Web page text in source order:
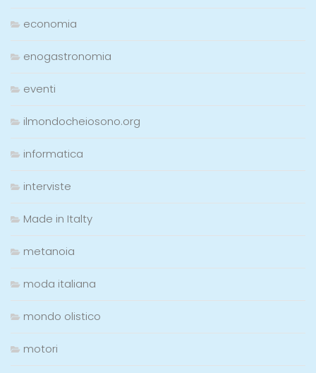
economia
enogastronomia
eventi
ilmondocheiosono.org
informatica
interviste
Made in Italty
metanoia
moda italiana
mondo olistico
motori